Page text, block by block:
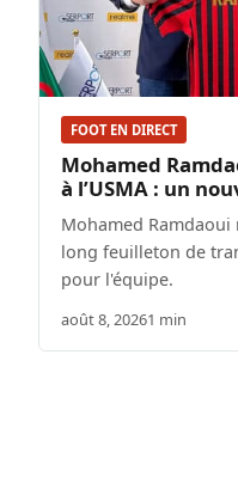
FOOT EN DIRECT
Mohamed
à l’USMA : un
Mohamed
long feuilleton de
pour l'équipe.
août 8, 20261 min